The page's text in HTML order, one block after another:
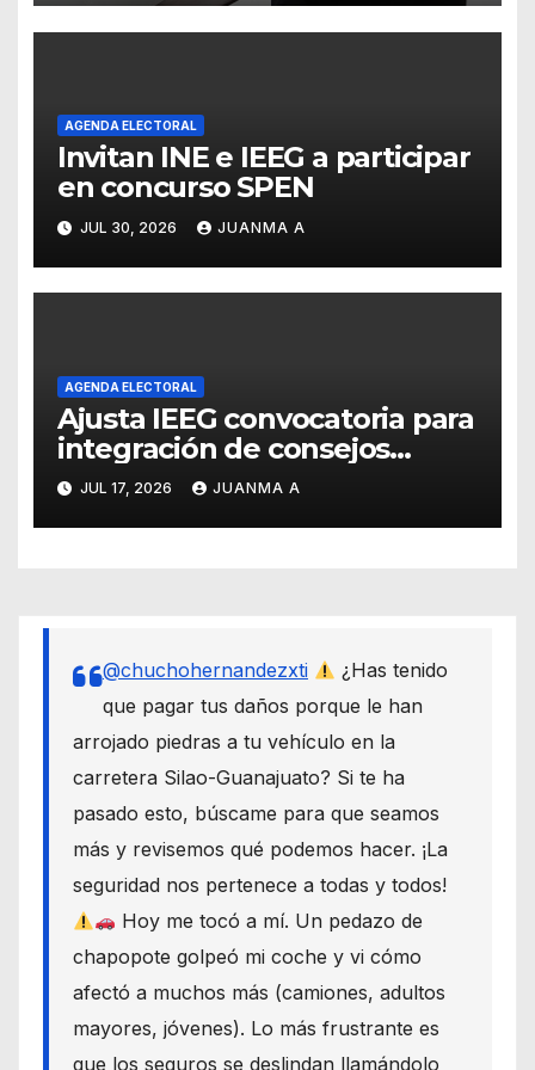
AGENDA ELECTORAL
Invitan INE e IEEG a participar
en concurso SPEN
JUL 30, 2026 JUANMA A
AGENDA ELECTORAL
Ajusta IEEG convocatoria para
integración de consejos
distritales y municipales
JUL 17, 2026 JUANMA A
@chuchohernandezxti
¿Has tenido
que pagar tus daños porque le han
arrojado piedras a tu vehículo en la
carretera Silao-Guanajuato? Si te ha
pasado esto, búscame para que seamos
más y revisemos qué podemos hacer. ¡La
seguridad nos pertenece a todas y todos!
Hoy me tocó a mí. Un pedazo de
chapopote golpeó mi coche y vi cómo
afectó a muchos más (camiones, adultos
mayores, jóvenes). Lo más frustrante es
que los seguros se deslindan llamándolo